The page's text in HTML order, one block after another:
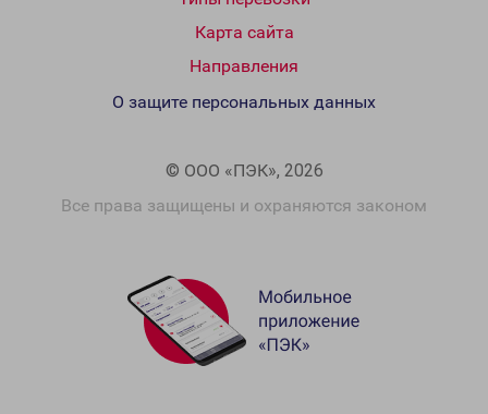
Карта сайта
Направления
© ООО «ПЭК», 2026
Все права защищены и охраняются законом
О защите персональных данных